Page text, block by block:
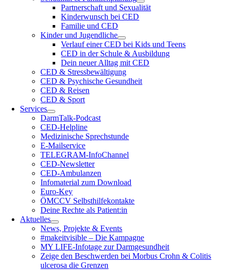
Partnerschaft und Sexualität
Kinderwunsch bei CED
Familie und CED
Kinder und Jugendliche
Verlauf einer CED bei Kids und Teens
CED in der Schule & Ausbildung
Dein neuer Alltag mit CED
CED & Stressbewältigung
CED & Psychische Gesundheit
CED & Reisen
CED & Sport
Services
DarmTalk-Podcast
CED-Helpline
Medizinische Sprechstunde
E-Mailservice
TELEGRAM-InfoChannel
CED-Newsletter
CED-Ambulanzen
Infomaterial zum Download
Euro-Key
ÖMCCV Selbsthilfekontakte
Deine Rechte als Patient:in
Aktuelles
News, Projekte & Events
#makeitvisible – Die Kampagne
MY LIFE-Infotage zur Darmgesundheit
Zeige den Beschwerden bei Morbus Crohn & Colitis
ulcerosa die Grenzen